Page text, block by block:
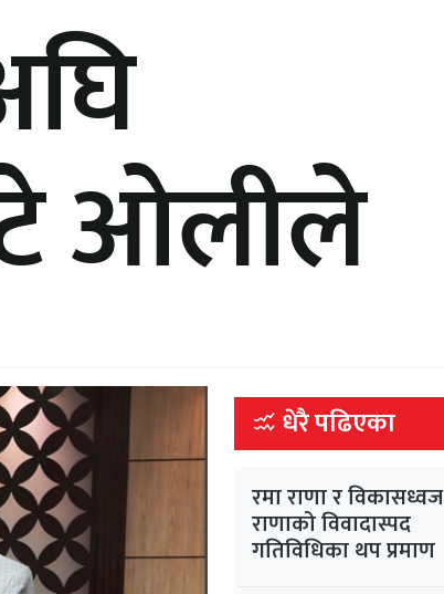
ओलीले
धेरै पढिएका
रमा राणा र विकासध्वज
राणाको विवादास्पद
गतिविधिका थप प्रमाण